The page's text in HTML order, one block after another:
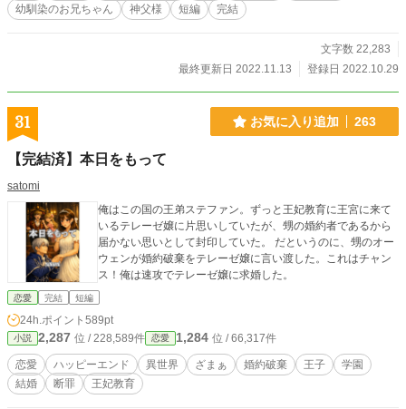
幼馴染のお兄ちゃん
神父様 短編 完結
文字数 22,283
最終更新日 2022.11.13
登録日 2022.10.29
31 お気に入り追加 263
【完結済】本日をもって
satomi
俺はこの国の王弟ステファン。ずっと王妃教育に王宮に来て
いるテレーゼ嬢に片思いしていたが、甥の婚約者であるから
届かない思いとして封印していた。 だというのに、甥のオー
ウェンが婚約破棄をテレーゼ嬢に言い渡した。これはチャン
ス！俺は速攻でテレーゼ嬢に求婚した。
恋愛 完結 短編
24h.ポイント 589pt
小説 2,287 位 / 228,589件 恋愛 1,284 位 / 66,317件
恋愛 ハッピーエンド 異世界 ざまぁ 婚約破棄 王子
学園
結婚
断罪 王妃教育